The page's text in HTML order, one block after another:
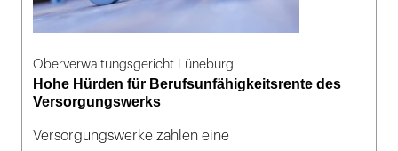
Oberverwaltungsgericht Lüneburg
Hohe Hürden für Berufsunfähigkeitsrente des
Versorgungswerks
Versorgungswerke zahlen eine